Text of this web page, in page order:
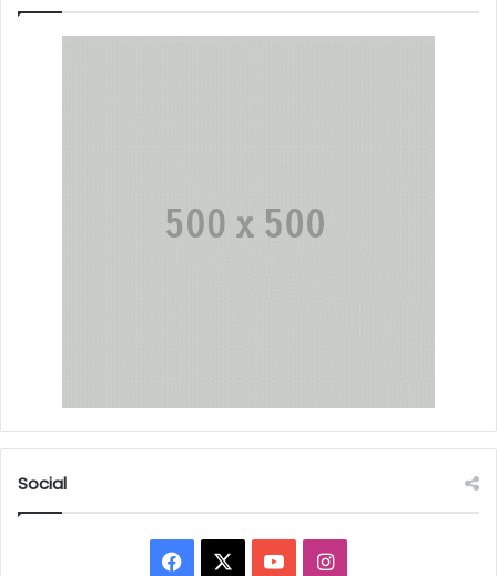
Social
Facebook YouTubeInstagram